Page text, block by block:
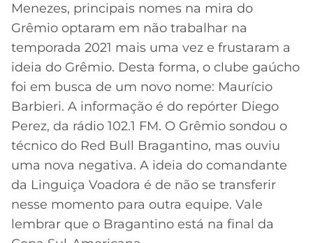
CÓDIGO
DE
INDICAÇÃO
BET365
CÓDIGO
BETANO
MELHORES
APPS
DE
APOSTAS
CASSINOS
CORINTHIANS
SÃO
PAULO
SANTOS
FLAMENGO
FLUMINENSE
BOTAFOGO
LIBERTADORES
COPA
DO
BRASIL
PREMIER
LEAGUE
COPA
SUL-
AMERICANA
MERCADO
DA
BOLA
PALPITES
Menezes, principais nomes na mira do
Grêmio optaram em não trabalhar na
temporada 2021 mais uma vez e frustaram a
ideia do Grêmio. Desta forma, o clube gaúcho
foi em busca de um novo nome: Maurício
Barbieri. A informação é do repórter Diego
Perez, da rádio 102.1 FM. O Grêmio sondou o
técnico do Red Bull Bragantino, mas ouviu
uma nova negativa. A ideia do comandante
da Linguiça Voadora é de não se transferir
nesse momento para outra equipe. Vale
lembrar que o Bragantino está na final da